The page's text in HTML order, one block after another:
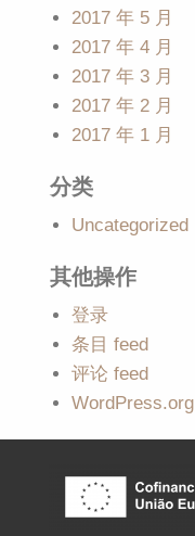
2017 年 5 月
2017 年 4 月
2017 年 3 月
2017 年 2 月
2017 年 1 月
分类
Uncategorized
其他操作
登录
条目 feed
评论 feed
WordPress.org